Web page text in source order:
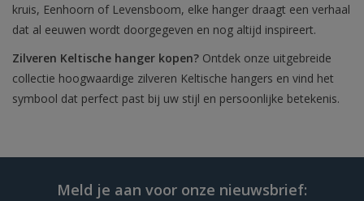
kruis, Eenhoorn of Levensboom, elke hanger draagt een verhaal
dat al eeuwen wordt doorgegeven en nog altijd inspireert.
Zilveren Keltische hanger kopen? Ontdek onze uitgebreide
collectie hoogwaardige zilveren Keltische hangers en vind het
symbool dat perfect past bij uw stijl en persoonlijke betekenis.
Meld je aan voor onze nieuwsbrief: